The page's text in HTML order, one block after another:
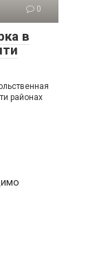
0
в
районах